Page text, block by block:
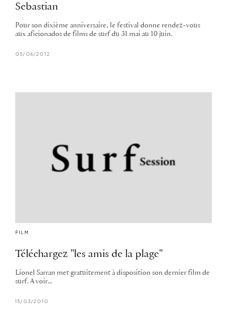
Sebastian
Pour son dixième anniversaire, le festival donne rendez-vous
aux aficionados de films de surf du 31 mai au 10 juin.
05/06/2012
FILM
Téléchargez "les amis de la plage"
Lionel Sarran met gratuitement à disposition son dernier film de
surf. A voir...
15/03/2010